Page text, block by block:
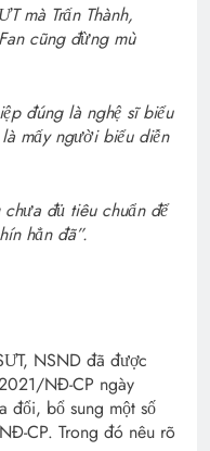
mà Trấn Thành,
cũng đừng mù
đúng là nghệ sĩ biểu
mấy người biểu diễn
chưa đủ tiêu chuẩn để
hẳn đã”.
NSND đã được
NĐ-CP ngày
đổi, bổ sung một số
CP. Trong đó nêu rõ